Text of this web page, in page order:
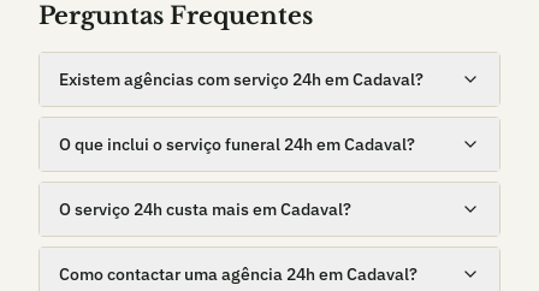
Perguntas Frequentes
Existem agências com serviço 24h em Cadaval?
O que inclui o serviço funeral 24h em Cadaval?
O serviço 24h custa mais em Cadaval?
Como contactar uma agência 24h em Cadaval?